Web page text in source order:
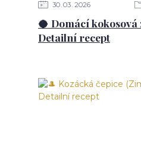
30 03 2026
🥥 Domácí
Detailní recept